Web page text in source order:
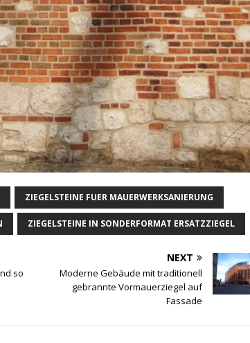
ZIEGELSTEINE FUER MAUERWERKSANIERUNG
ZIEGELSTEINE IN SONDERFORMAT ERSATZZIEGEL
so
NEXT
Moderne Gebäude mit traditionell
gebrannte Vormauerziegel auf
Fassade